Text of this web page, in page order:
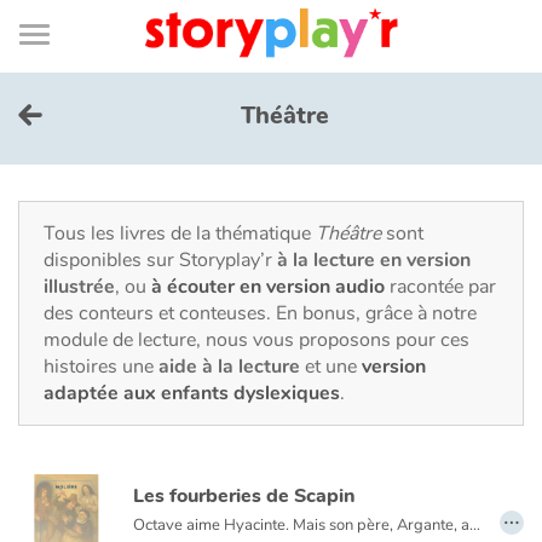
Connexion
Bibliothèque
de
page
Menu
Je me connecte
Tester gratuitement
Bibliothèque
Prix
Contes d'ici et d'ailleurs
Théâtre
Tous les livres de la thématique Théâtresont
disponibles sur Storyplay’rà la lecture en version
illustrée, ou à écouter en version audio racontée par
des conteurs et conteuses. En bonus, grâce à notre
module de lecture, nous vous proposons pour ces
histoires uneaide à la lecture et uneversion
adaptée aux enfants dyslexiques.
Les fourberies de Scapin
Octave aime Hyacinte. Mais son père, Argante, a d'autres projets pour lui... Lorsqu'il apprend l'union des deux jeunes gens, il menace de déshériter son fils. Octave se confie alors à Scapin. Le rusé valet a plus d'un tour dans son sac pour faire triompher l'amour.
…